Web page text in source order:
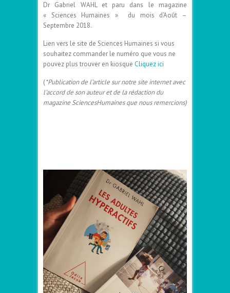
Dr Gabriel WAHL et paru dans le magazine
« Sciences Humaines » du mois d’Août –
Septembre 2018.
Lien vers le site de Sciences Humaines si vous
souhaitez commander le numéro que vous ne
pouvez plus trouver en kiosque Cliquez ici
(*Publication de l’article sur notre site internet avec
l’accord de son auteur et de la rédaction du
magazine SciencesHumaines que nous remercions)